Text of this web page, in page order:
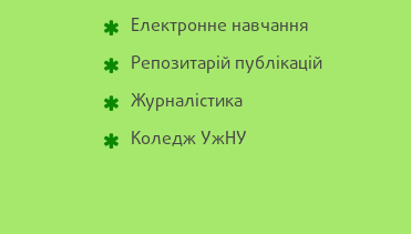
Електронне навчання
Репозитарій публікацій
Журналістика
Коледж УжНУ